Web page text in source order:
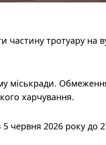
частину тротуару на
міськради.
харчування.
червня 2026 року до